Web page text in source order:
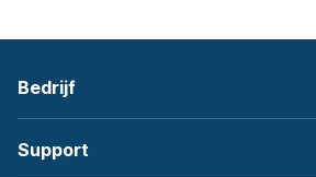
Bedrijf
Support